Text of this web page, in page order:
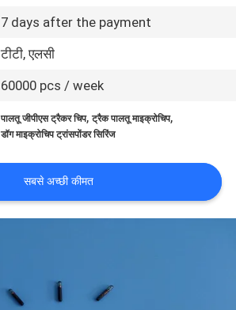
7 days after the payment
टीटी, एलसी
60000 pcs / week
पालतू जीपीएस ट्रैकर चिप,ट्रैक पालतू माइक्रोचिप,
डॉग माइक्रोचिप ट्रांसपोंडर सिरिंज
सबसे अच्छी कीमत